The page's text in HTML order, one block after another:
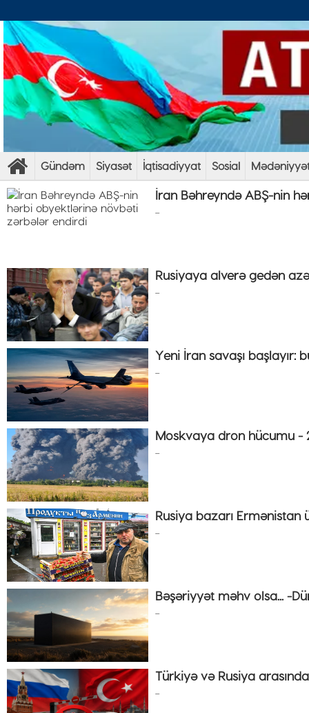
Gündəm Siyasət İqtisadiyyat Sosial
İran Bəhreyndə ABŞ-nin
Rusiyaya alverə gedən
Yeni İran savaşı başlayır:
Moskvaya dron hücumu -
Rusiya bazarı
Bəşəriyyət məhv olsa... -
Türkiyə və Rusiya